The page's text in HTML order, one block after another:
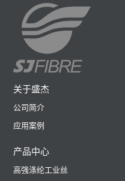
关于盛杰
公司简介
应用案例
产品中心
高强涤纶工业丝